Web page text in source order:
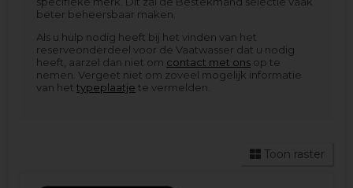
beter beheersbaar maken.
Als u hulp nodig heeft bij het vinden van het
reserveonderdeel voor de Vaatwasser dat u nodig
heeft, aarzel dan niet om contact met ons op te
nemen. Vergeet niet om zoveel mogelijk informatie
van hettypeplaatje te vermelden.
Toon raster